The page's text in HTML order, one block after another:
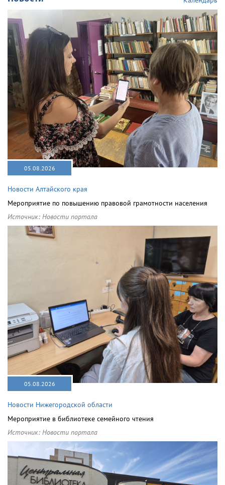
05.08.2026
Новости Алтайского края
Мероприятие по повышению правовой грамотности населения
Источник: Новости портала
05.08.2026
Новости Нижегородской области
Мероприятие в библиотеке семейного чтения
Источник: Новости портала